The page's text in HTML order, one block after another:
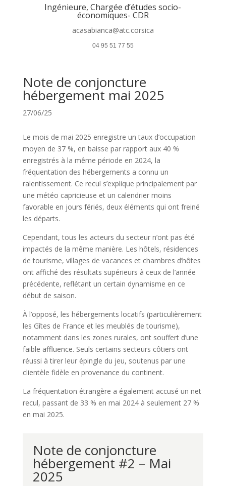
Ingénieure, Chargée d’études socio-
économiques- CDR
acasabianca@atc.corsica
04 95 51 77 55
Note de conjoncture
hébergement mai 2025
27/06/25
Le mois de mai 2025 enregistre un taux d’occupation
moyen de 37 %, en baisse par rapport aux 40 %
enregistrés à la même période en 2024, la
fréquentation des hébergements a connu un
ralentissement. Ce recul s’explique principalement par
une météo capricieuse et un calendrier moins
favorable en jours fériés, deux éléments qui ont freiné
les départs.
Cependant, tous les acteurs du secteur n’ont pas été
impactés de la même manière. Les hôtels, résidences
de tourisme, villages de vacances et chambres d’hôtes
ont affiché des résultats supérieurs à ceux de l’année
précédente, reflétant un certain dynamisme en ce
début de saison.
À l’opposé, les hébergements locatifs (particulièrement
les Gîtes de France et les meublés de tourisme),
notamment dans les zones rurales, ont souffert d’une
faible affluence. Seuls certains secteurs côtiers ont
réussi à tirer leur épingle du jeu, soutenus par une
clientèle fidèle en provenance du continent.
La fréquentation étrangère a également accusé un net
recul, passant de 33 % en mai 2024 à seulement 27 %
en mai 2025.
Note de conjoncture
hébergement #2 – Mai
2025